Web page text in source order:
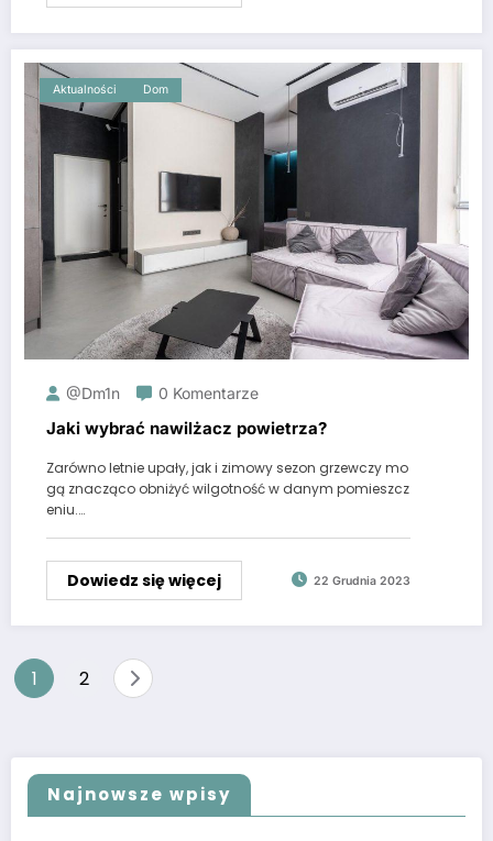
Aktualności Dom
@dm1n 0 Komentarze
Jaki wybrać nawilżacz powietrza?
Zarówno letnie upały, jak i zimowy sezon grzewczy mo
gą znacząco obniżyć wilgotność w danym pomieszcz
eniu.…
Dowiedz się więcej 22 Grudnia 2023
Stronicowanie
1 2
Najnowsze wpisy